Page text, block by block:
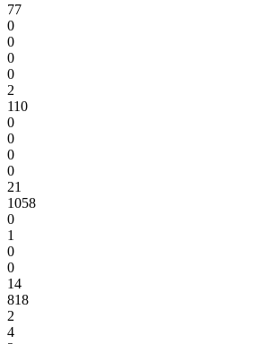
77
0
0
0
0
2
110
0
0
0
0
21
1058
0
1
0
0
14
818
2
4